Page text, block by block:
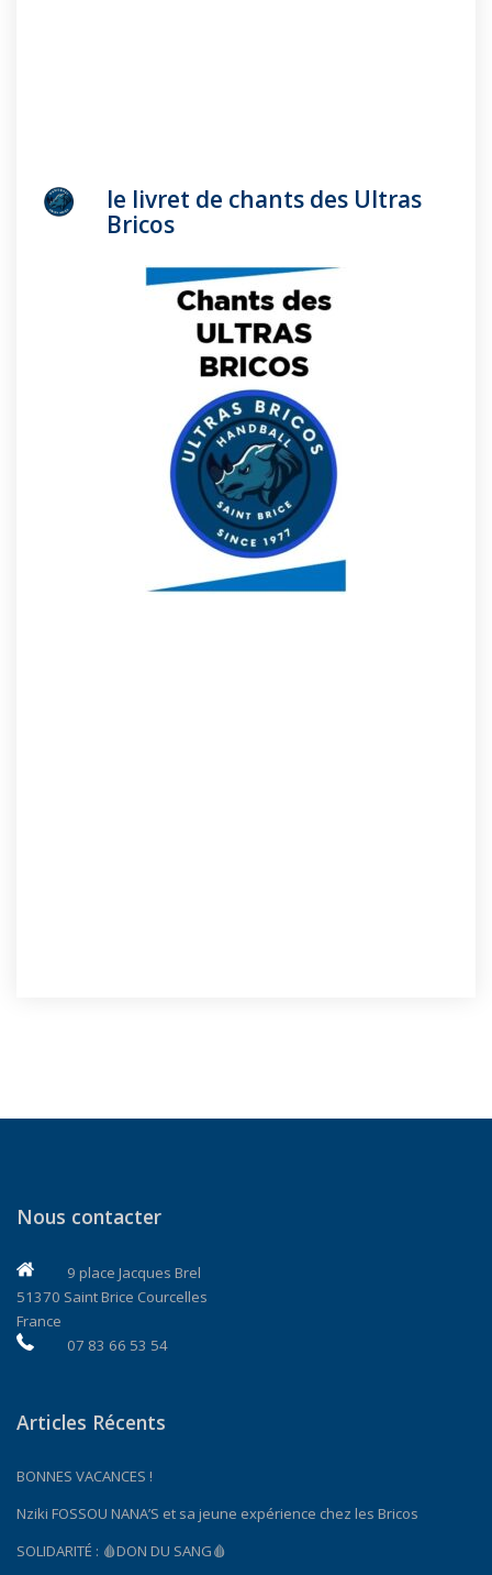
le livret de chants des Ultras
Bricos
Nous contacter
9 place Jacques Brel
51370 Saint Brice Courcelles
France
07 83 66 53 54
Articles Récents
BONNES VACANCES !
Nziki FOSSOU NANA’S et sa jeune expérience chez les Bricos
SOLIDARITÉ : 🩸DON DU SANG🩸